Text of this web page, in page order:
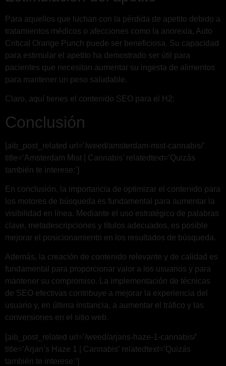
Para aquellos que luchan con la pérdida de apetito debido a
tratamientos médicos o afecciones como la anorexia, Auto
Critical Orange Punch puede ser beneficiosa. Su capacidad
para estimular el apetito ha demostrado ser útil para
pacientes que necesitan aumentar su ingesta de alimentos
para mantener un peso saludable.
Claro, aquí tienes el contenido SEO para el H2:
Conclusión
[aib_post_related url=’/weed/amsterdam-mist-cannabis/’
title=’Amsterdam Mist | Cannabis’ relatedtext=’Quizás
también te interese:’]
En conclusión, la importancia de optimizar el contenido para
los motores de búsqueda es fundamental para aumentar la
visibilidad en línea. Mediante el uso estratégico de palabras
clave, metadescripciones y títulos adecuados, es posible
mejorar el posicionamiento en los resultados de búsqueda.
Además, la creación de contenido relevante y de calidad es
fundamental para proporcionar valor a los usuarios y para
mantener su compromiso. La implementación de técnicas
de SEO efectivas contribuye a mejorar la experiencia del
usuario y, en última instancia, a aumentar el tráfico y las
conversiones en el sitio web.
[aib_post_related url=’/weed/arjans-haze-1-cannabis/’
title=’Arjan’s Haze 1 | Cannabis’ relatedtext=’Quizás
también te interese:’]